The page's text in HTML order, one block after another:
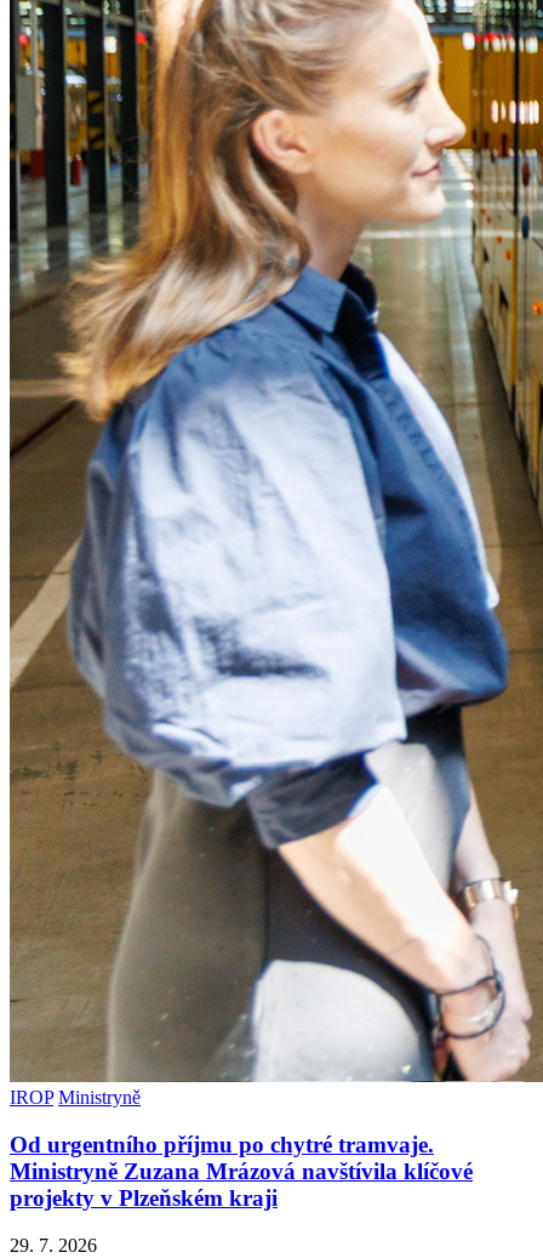
IROP Ministryně
Od urgentního příjmu po chytré tramvaje.
Ministryně Zuzana Mrázová navštívila klíčové
projekty v Plzeňském kraji
29. 7. 2026